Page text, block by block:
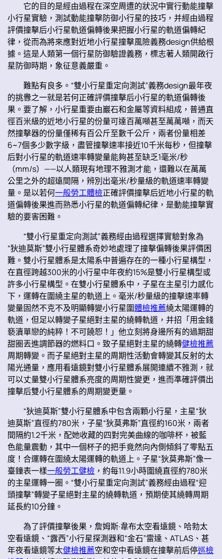
它的目的是經由過程在深空周遭的狀況中實行動能撞擊
小行星實驗，測試動能撞擊防御小行星的技巧，并經由過程
評價撞擊后小行星軌道偏轉後果把握小行星的軌道偏轉紀
律，從而為將來應對近地小行星撞擊風險義務design供給根
據。這是人類第一個行星防御驗證義務，標志著人類開啟行
星防御時期，象征意義嚴重。
難點有良多。“雙小行星重定向測試”義務design最年夜
的挑釁之一就是若何正確評價撞擊后小行星的軌道偏轉後
果。要了解，小行星重要由巖石和金屬等資料組成，普通直
徑百米級的近地小行星的份量可達百萬噸甚至萬萬噸，而天
然撞擊器的份量僅稀有百公斤至數千公斤，兩者份量相差
6~7個多少數字級，盡管撞擊速率接近10千米每秒，但撞擊
后對小行星的軌道速率轉變量能夠甚至缺乏1毫米/秒
（mm/s）——以人類現有地理不雅測才能，還難以在萬萬
公里之外的超遠間隔，辨別出毫米/秒量級的軌道速率轉變
量。是以若何一般勞工體檢正確評價撞擊后近地小行星的軌
道偏轉後果進而熟悉小行星的軌道偏轉紀律，是動能撞擊實
驗的要害困難。
“雙小行星重定向測試”義務經由過程選擇實驗對象為
“狄迪莫斯”雙小行星體系奇妙地處理了撞擊偏轉後果評價困
難。雙小行星體系是太陽系中普遍存在的一種小行星構型，
在直徑跨越300米的小行星中年夜約15%是雙小行星構型或
許多小行星構型。在雙小行星體系中，子星在主星引力感化
下，運轉在圍繞主星的軌道上。毫米/秒量級的撞擊速率轉
變量固然不克不及明顯轉變小行星圍體檢推薦繞太陽運轉的
軌道，但足以轉變子星絕對主星的繞轉軌道，并招「用金錢
褻瀆單戀的純粹！不可饒恕！」他立刻將身邊所有的過期甜
甜圈丟進調節器的燃料口。致子星絕對主星的繞轉健檢推薦
周期轉變。而子星絕對主星的周期性活動會轉變其反射的太
陽光通量，應用看遠鏡對雙小行星體系展開連續不雅測，就
可以丈量雙小行星體系亮度的周期性變更，進而準確評價出
撞擊后雙小行星體系的周期變更量。
“狄迪莫斯”雙小行星體系中包含兩顆小行星，主星“狄
迪莫斯”直徑約780米，子星“狄莫弗斯”直徑約160米，兩者
間隔約1.2千米，配她收藏的四對完美曲線的咖啡杯，被藍
色能量震動，其中一個杯子的把手竟然向內側傾斜了零點五
度！合運轉在圍繞太陽運轉的軌道上。子星“狄莫弗斯”像一
臺鐘表一樣一般勞工健檢 ，約每11.9小時圍繞直徑約780米
的主星運轉一圈。“雙小行星重定向測試”義務經由過程“迎
頭撞擊”轉變子星絕對主星的繞轉軌道，預期使其繞轉周期
延長約10分鐘。
為了評價撞擊後果，詹姆斯·韋布太空看遠鏡、哈勃太
空看遠鏡、“露西”小行星探測器和“金石”雷達、ATLAS、甚
年夜看遠鏡等太健檢推薦空和空中看遠鏡在撞擊前后停巡檢